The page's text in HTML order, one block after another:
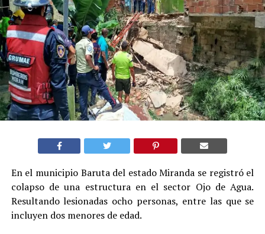
En el municipio Baruta del estado Miranda se registró el
colapso de una estructura en el sector Ojo de Agua.
Resultando lesionadas ocho personas, entre las que se
incluyen dos menores de edad.